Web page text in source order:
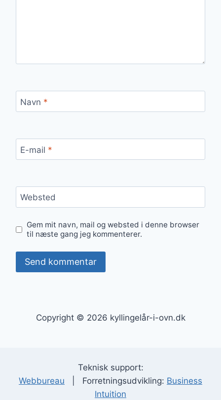
Navn *
E-mail *
Websted
Gem mit navn, mail og websted i denne browser
til næste gang jeg kommenterer.
Copyright © 2026 kyllingelår-i-ovn.dk
Teknisk support:
Webbureau | Forretningsudvikling: Business
Intuition